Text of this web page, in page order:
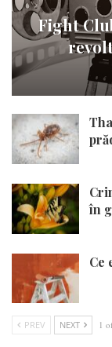
Fight
în
Ce
PREV NEXT 1